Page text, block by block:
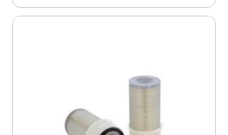
ATLAS COPCO XRHS 350
ATLAS COPCO XRS 415